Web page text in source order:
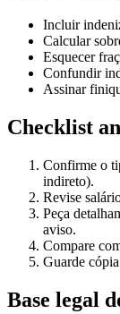
Incluir
Calcular
Esquecer
Confundir
Assinar
Checklist
Confirme o
indireto).
Revise
Peça
aviso.
Compare
Guarde
Base legal